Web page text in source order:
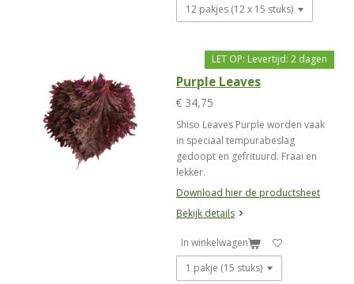
LET OP: Levertijd: 2 dagen
Purple Leaves
€ 34,75
Shiso Leaves Purple worden vaak
in speciaal tempurabeslag
gedoopt en gefrituurd. Fraai en
lekker.
Download hier de productsheet
Bekijk details
In winkelwagen